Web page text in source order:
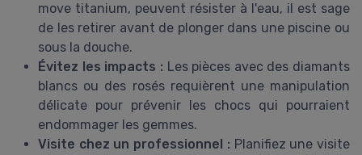
move titanium, peuvent résister à l'eau, il est sage
de les retirer avant de plonger dans une piscine ou
sous la douche.
Évitez les impacts : Les pièces avec des diamants
blancs ou des rosés requièrent une manipulation
délicate pour prévenir les chocs qui pourraient
endommager les gemmes.
Visite chez un professionnel : Planifiez une visite